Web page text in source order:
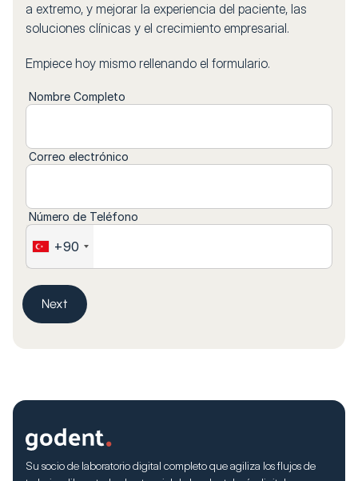
a extremo, y mejorar la experiencia del paciente, las
soluciones clínicas y el crecimiento empresarial.
Empiece hoy mismo rellenando el formulario.
Nombre Completo
Correo electrónico
Número de Teléfono
+90
Next
Su socio de laboratorio digital completo que agiliza los flujos de